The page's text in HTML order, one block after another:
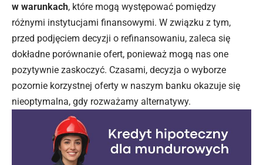
w warunkach, które mogą występować pomiędzy
różnymi instytucjami finansowymi. W związku z tym,
przed podjęciem decyzji o refinansowaniu, zaleca się
dokładne porównanie ofert, ponieważ mogą nas one
pozytywnie zaskoczyć. Czasami, decyzja o wyborze
pozornie korzystnej oferty w naszym banku okazuje się
nieoptymalna, gdy rozważamy alternatywy.